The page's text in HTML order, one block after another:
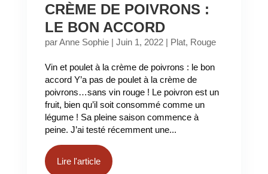
CRÈME DE POIVRONS :
LE BON ACCORD
parAnne Sophie| Juin 1, 2022| Plat, Rouge
Vin et poulet à la crème de poivrons : le bon
accord Y’a pas de poulet à la crème de
poivrons…sans vin rouge ! Le poivron est un
fruit, bien qu’il soit consommé comme un
légume ! Sa pleine saison commence à
peine. J’ai testé récemment une...
Lire l'article